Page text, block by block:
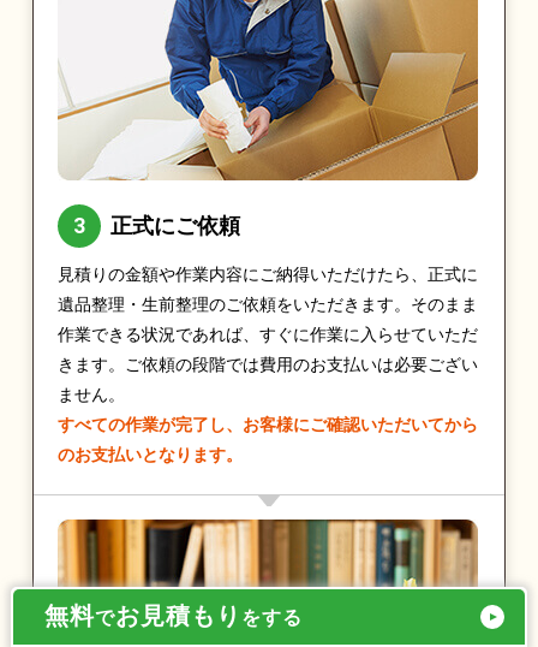
正式にご依頼
見積りの金額や作業内容にご納得いただけたら、正式に
遺品整理・生前整理のご依頼をいただきます。そのまま
作業できる状況であれば、すぐに作業に入らせていただ
きます。ご依頼の段階では費用のお支払いは必要ござい
ません。
すべての作業が完了し、お客様にご確認いただいてから
のお支払いとなります。
無料でお見積もり をする